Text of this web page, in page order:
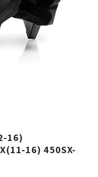
16)
16) 450SX-